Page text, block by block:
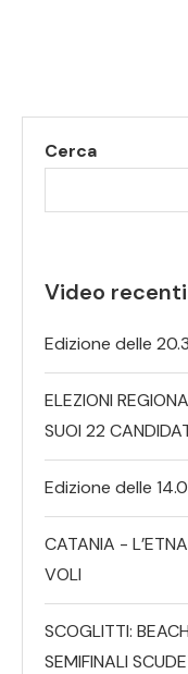
Cerca
Video recenti
Edizione delle
ELEZIONI
SUOI 22
Edizione delle
CATANIA -
VOLI
SCOGLITTI:
SEMIFINALI